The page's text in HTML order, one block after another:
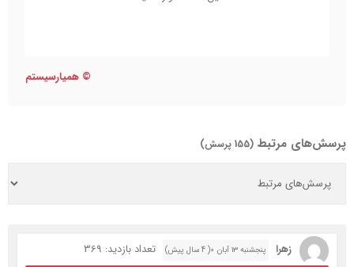
© همیارسیستم
پرسش‌های مرتبط (155 پرسش)
زهرا پنجشنبه ۱۳ آبان ۰( 4 سال پیش)
تعداد بازدید: 369